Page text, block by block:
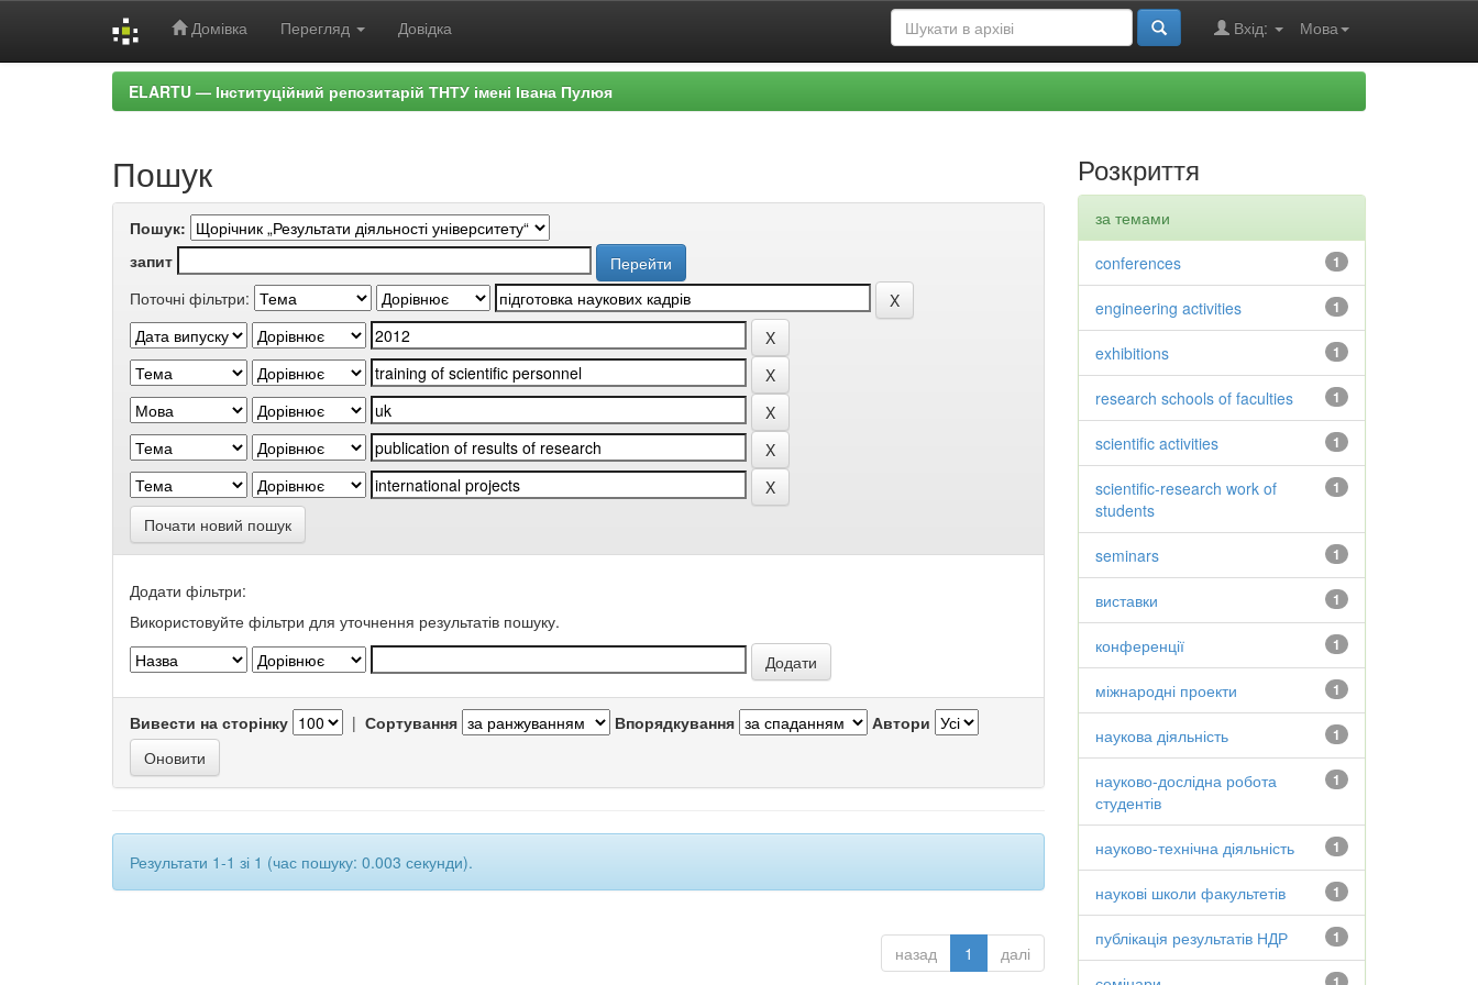
Домівка Перегляд Довідка Мова
Вхід:
ELARTU — Інституційний репозитарій ТНТУ імені Івана Пулюя
Пошук
Пошук:
запит
Поточні фільтри:
Почати новий пошук
Додати фільтри:
Використовуйте фільтри для уточнення результатів пошуку.
Вивести на сторінку | Сортування Впорядкування Автори
Результати 1-1 зі 1 (час пошуку: 0.003 секунди).
назад 1 далі
Розкриття
за темами
1
conferences
1
engineering activities
1
exhibitions
1
research schools of faculties
1
scientific activities
1
scientific-research work of
students
1
seminars
1
виставки
1
конференції
1
міжнародні проекти
1
наукова діяльність
1
науково-дослідна робота
студентів
1
науково-технічна діяльність
1
наукові школи факультетів
1
публікація результатів НДР